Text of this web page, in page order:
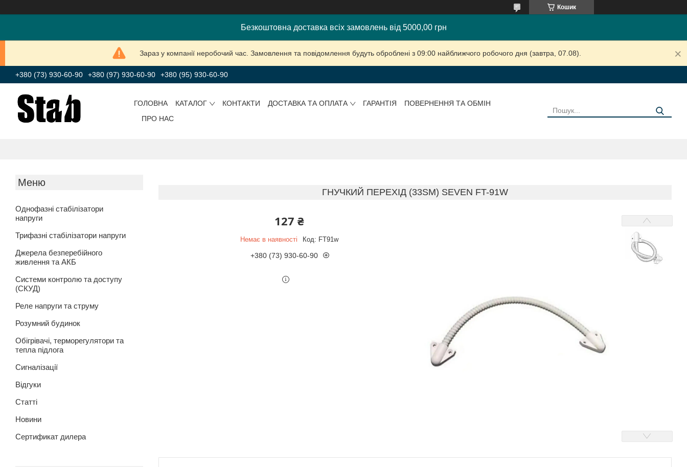
Кошик
Безкоштовна доставка всіх замовлень від 5000,00 грн
Зараз у компанії неробочий час. Замовлення та повідомлення будуть оброблені з 09:00 найближчого робочого дня (завтра, 07.08).
+380 (73) 930-60-90 +380 (97) 930-60-90 +380 (95) 930-60-90
ГОЛОВНА КАТАЛОГ КОНТАКТИ ДОСТАВКА ТА ОПЛАТА ГАРАНТІЯ
ПОВЕРНЕННЯ ТА ОБМІН
ПРО НАС
Однофазні стабілізатори
напруги
Трифазні стабілізатори напруги
Джерела безперебійного
живлення та АКБ
Системи контролю та доступу
(СКУД)
Реле напруги та струму
Розумний будинок
Обігрівачі, терморегулятори та
тепла підлога
Сигналізації
Відгуки
Статті
Новини
Сертификат дилера
ГНУЧКИЙ ПЕРЕХІД (33SМ) SEVEN FT-91W
127 ₴
Немає в наявності Код: FT91w
+380 (73) 930-60-90